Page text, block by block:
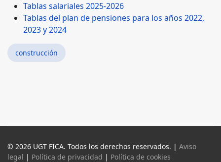
Tablas salariales 2025-2026
Tablas del plan de pensiones para los años 2022,
2023 y 2024
construcción
© 2026 UGT FICA. Todos los derechos reservados. | Aviso
legal | Política de privacidad | Política de cookies